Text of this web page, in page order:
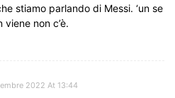
stiamo parlando di Messi. ‘un se
viene non c’è.
2022 At 13:44